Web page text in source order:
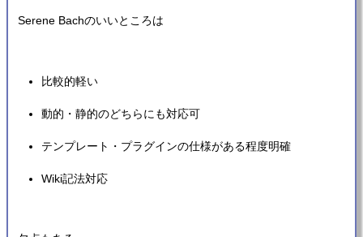
Serene Bachのいいところは
比較的軽い
動的・静的のどちらにも対応可
テンプレート・プラグインの仕様がある程度明確
Wiki記法対応